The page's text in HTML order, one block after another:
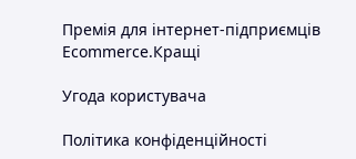
Премія для інтернет-підприємців
Ecommerce.Кращі
Угода користувача
Політика конфіденційності